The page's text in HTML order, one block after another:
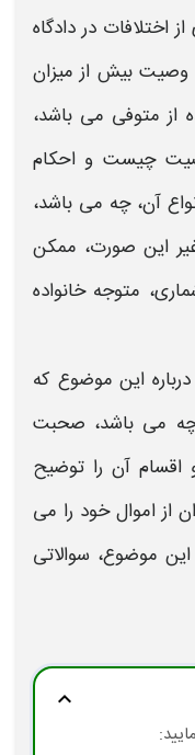
اختلافات در دادگاه
وصیت بیش از میزان
از متوفی می باشد،
چیست و احکام
آن، چه می باشد،
این صورت، ممکن
متوجه خانواده
درباره این موضوع که
چه می باشد، صحبت
اقسام آن را توضیح
از اموال خود را می
موضوع، سوالاتی
expand_more